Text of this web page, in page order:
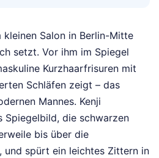
kleinen Salon in Berlin-Mitte
setzt. Vor ihm im Spiegel
Kurzhaarfrisuren mit
Schläfen zeigt – das
Mannes. Kenji
Spiegelbild, die schwarzen
bis über die
und spürt ein leichtes Zittern in